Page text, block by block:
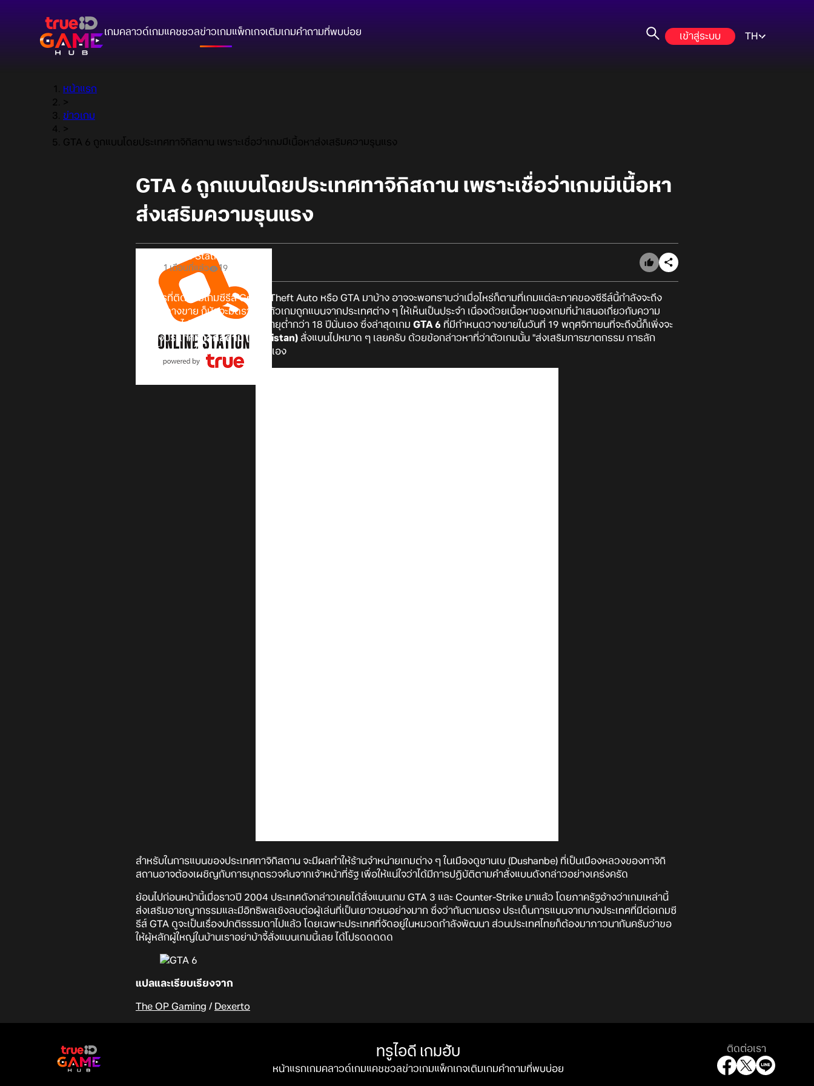
เกมคลาวด์เกมแคชชวลข่าวเกมแพ็กเกจเติมเกมคำถามที่พบบ่อย เข้าสู่ระบบ TH
หน้าแรก
>
ข่าวเกม
>
GTA 6 ถูกแบนโดยประเทศทาจิกิสถาน เพราะเชื่อว่าเกมมีเนื้อหาส่งเสริมความรุนแรง
GTA 6 ถูกแบนโดยประเทศทาจิกิสถาน เพราะเชื่อว่าเกมมีเนื้อหา
ส่งเสริมความรุนแรง
Online Station
1 เดือนที่แล้ว 19
หากใครที่ติดตามเกมซีรีส์ Grand Theft Auto หรือ GTA มาบ้าง อาจจะพอทราบว่าเมื่อไหร่ก็ตามที่เกมแต่ละภาคของซีรีส์นี้กำลังจะถึง
กำหนดวางขาย ก็มักจะมีดราม่าที่ตัวเกมถูกแบนจากประเทศต่าง ๆ ให้เห็นเป็นประจำ เนื่องด้วยเนื้อหาของเกมที่นำเสนอเกี่ยวกับความ
รุนแรง และไม่เหมาะกับเยาวชนที่อายุต่ำกว่า 18 ปีนั่นเอง ซึ่งล่าสุดเกม GTA 6 ที่มีกำหนดวางขายในวันที่ 19 พฤศจิกายนที่จะถึงนี้ก็เพิ่งจะ
ถูกทางประเทศทาจิกิสถาน (Tajikistan) สั่งแบนไปหมาด ๆ เลยครับ ด้วยข้อกล่าวหาที่ว่าตัวเกมนั้น "ส่งเสริมการฆาตกรรม การลัก
ทรัพย์ และการใช้ความรุนแรง" นั่นเอง
สำหรับในการแบนของประเทศทาจิกิสถาน จะมีผลทำให้ร้านจำหน่ายเกมต่าง ๆ ในเมืองดูชานเบ (Dushanbe) ที่เป็นเมืองหลวงของทาจิกิ
สถานอาจต้องเผชิญกับการบุกตรวจค้นจากเจ้าหน้าที่รัฐ เพื่อให้แน่ใจว่าได้มีการปฏิบัติตามคำสั่งแบนดังกล่าวอย่างเคร่งครัด
ย้อนไปก่อนหน้านี้เมื่อราวปี 2004 ประเทศดังกล่าวเคยได้สั่งแบนเกม GTA 3 และ Counter-Strike มาแล้ว โดยภาครัฐอ้างว่าเกมเหล่านี้
ส่งเสริมอาชญากรรมและมีอิทธิพลเชิงลบต่อผู้เล่นที่เป็นเยาวชนอย่างมาก ซึ่งว่ากันตามตรง ประเด็นการแบนจากบางประเทศที่มีต่อเกมซี
รีส์ GTA ดูจะเป็นเรื่องปกติธรรมดาไปแล้ว โดยเฉพาะประเทศที่จัดอยู่ในหมวดกำลังพัฒนา ส่วนประเทศไทยก็ต้องมาภาวนากันครับว่าขอ
ให้ผู้หลักผู้ใหญ่ในบ้านเราอย่าบ้าจี้สั่งแบนเกมนี้เลย ได้โปรดดดดด
แปลและเรียบเรียงจาก
The OP Gaming / Dexerto
ทรูไอดี เกมฮับ
หน้าแรกเกมคลาวด์เกมแคชชวลข่าวเกมแพ็กเกจเติมเกมคำถามที่พบบ่อย
ติดต่อเรา